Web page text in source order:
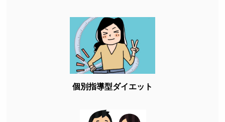
個別指導型ダイエット